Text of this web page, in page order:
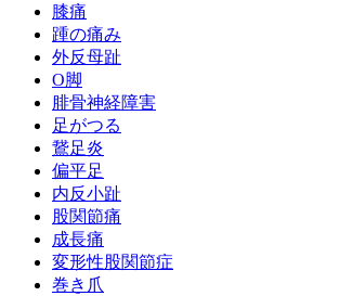
膝痛
踵の痛み
外反母趾
О脚
腓骨神経障害
足がつる
鵞足炎
偏平足
内反小趾
股関節痛
成長痛
変形性股関節症
巻き爪